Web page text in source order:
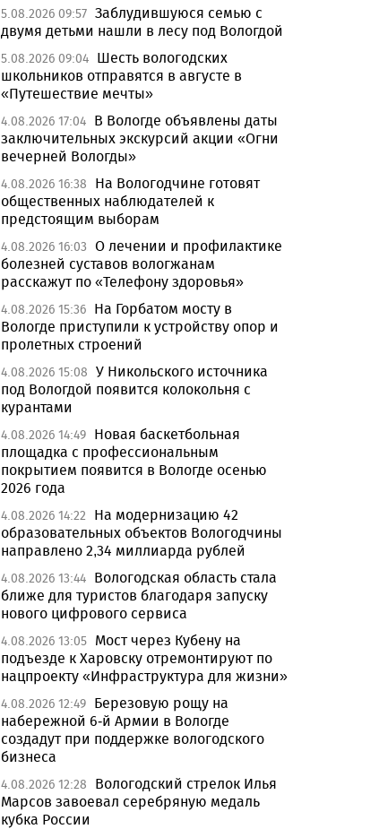
5.08.2026 09:57 Заблудившуюся семью с
двумя детьми нашли в лесу под Вологдой
5.08.2026 09:04 Шесть вологодских
школьников отправятся в августе в
«Путешествие мечты»
4.08.2026 17:04 В Вологде объявлены даты
заключительных экскурсий акции «Огни
вечерней Вологды»
4.08.2026 16:38
На Вологодчине готовят
общественных наблюдателей к
предстоящим выборам
4.08.2026 16:03 О лечении и профилактике
болезней суставов вологжанам
расскажут по «Телефону здоровья»
4.08.2026 15:36 На Горбатом мосту в
Вологде приступили к устройству опор и
пролетных строений
4.08.2026 15:08 У Никольского источника
под Вологдой появится колокольня с
курантами
4.08.2026 14:49 Новая баскетбольная
площадка с профессиональным
покрытием появится в Вологде осенью
2026 года
4.08.2026 14:22
На модернизацию 42
образовательных объектов Вологодчины
направлено 2,34 миллиарда рублей
4.08.2026 13:44 Вологодская область стала
ближе для туристов благодаря запуску
нового цифрового сервиса
4.08.2026 13:05 Мост через Кубену на
подъезде к Харовску отремонтируют по
нацпроекту «Инфраструктура для жизни»
4.08.2026 12:49 Березовую рощу на
набережной 6-й Армии в Вологде
создадут при поддержке вологодского
бизнеса
4.08.2026 12:28
Вологодский стрелок Илья
Марсов завоевал серебряную медаль
кубка России